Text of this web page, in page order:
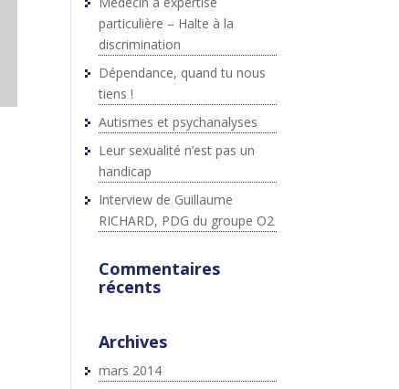
particulière – Halte à la
discrimination
Dépendance, quand tu nous
tiens !
Autismes et psychanalyses
Leur sexualité n’est pas un
handicap
Interview de Guillaume
RICHARD, PDG du groupe O2
Commentaires
récents
Archives
mars 2014